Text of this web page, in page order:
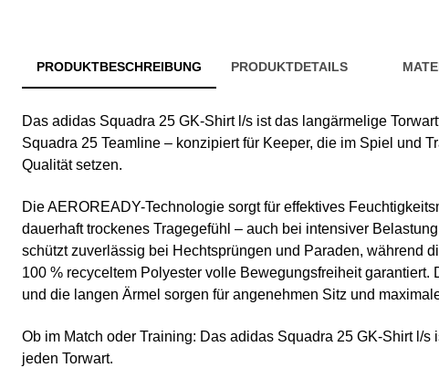
PRODUKTBESCHREIBUNG PRODUKTDETAILS
Das adidas Squadra 25 GK-Shirt l/s ist das langärmelige
Squadra 25 Teamline – konzipiert für Keeper, die im Spiel und
Qualität setzen.
Die AEROREADY-Technologie sorgt für effektives
dauerhaft trockenes Tragegefühl – auch bei intensiver
schützt zuverlässig bei Hechtsprüngen und Paraden, während
100 % recyceltem Polyester volle Bewegungsfreiheit garantiert.
und die langen Ärmel sorgen für angenehmen Sitz und
Ob im Match oder Training: Das adidas Squadra 25 GK-Shirt l/s
jeden Torwart.